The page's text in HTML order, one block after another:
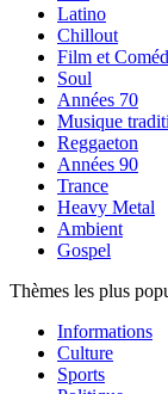
Latino
Chillout
Film et
Soul
Années 70
Musique
Reggaeton
Années 90
Trance
Heavy Metal
Ambient
Gospel
Thèmes les plus
Informations
Culture
Sports